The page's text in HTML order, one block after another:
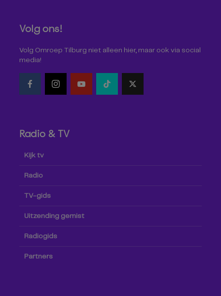
Volg ons!
Volg Omroep Tilburg niet alleen hier, maar ook via social
media!
Radio & TV
Kijk tv
Radio
TV-gids
Uitzending gemist
Radiogids
Partners